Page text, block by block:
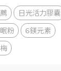
日光活力膠囊
粉 6鎂元素